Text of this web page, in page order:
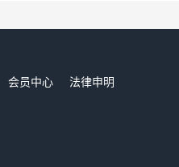
会员中心
法律申明